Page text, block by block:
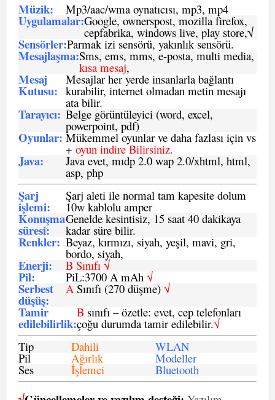
Müzik: Mp3/aac/wma oynatıcısı, mp3, mp4
Uygulamalar:Google, ownerspost, mozilla firefox,
cepfabrika, windows live, play store,√
Sensörler:Parmak izi sensörü, yakınlık sensörü.
Mesajlaşma:Sms, ems, mms, e-posta, multi media,
kısa mesaj,
Mesaj
Kutusu:
Mesajlar her yerde insanlarla bağlantı
kurabilir, internet olmadan metin mesajı
ata bilir.
Tarayıcı: Belge görüntüleyici (word, excel,
powerpoint, pdf)
Oyunlar: Mükemmel oyunlar ve daha fazlası için vs
+ oyun indire Bilirsiniz.
Java: Java evet, mıdp 2.0 wap 2.0/xhtml, html,
asp, php
Şarj
işlemi:
Şarj aleti ile normal tam kapesite dolum
10w kablolu amper
Konuşma
süresi:
Genelde kesintisiz, 15 saat 40 dakikaya
kadar süre bilir.
Renkler: Beyaz, kırmızı, siyah, yeşil, mavi, gri,
bordo, siyah,
Enerji: B Sınıfı √
Pil: PiL:3700 A mAh √
Serbest
düşüş:
ASınıfı (270 düşme) √
Tamir
edilebilirlik:
B sınıfı – özetle: evet, cep telefonları
çoğu durumda tamir edilebilir.√
Tip
Dahili WLAN
Pil Ağırlık Modeller
Ses İşlemci Bluetooth